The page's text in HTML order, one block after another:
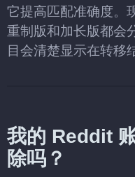
它提高匹配准确度。
重制版和加长版都会
目会清楚显示在转移
我的 Reddit
除吗？